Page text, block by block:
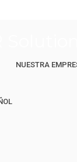
NUESTRA
NUESTRA